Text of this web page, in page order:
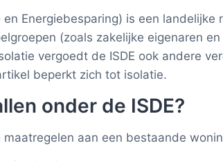
Energiebesparing) is een
(zoals zakelijke eigenaren
vergoedt de ISDE ook andere
beperkt zich tot isolatie.
onder de ISDE?
aan een bestaande